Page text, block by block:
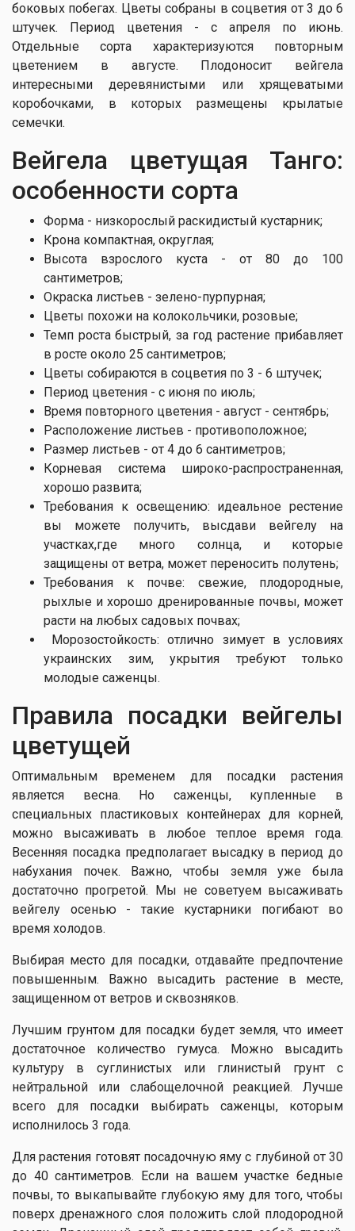
боковых побегах. Цветы собраны в соцветия от 3 до 6
штучек. Период цветения - с апреля по июнь.
Отдельные сорта характеризуются повторным
цветением в августе. Плодоносит вейгела
интересными деревянистыми или хрящеватыми
коробочками, в которых размещены крылатые
семечки.
Вейгела цветущая Танго:
особенности сорта
Форма - низкорослый раскидистый кустарник;
Крона компактная, округлая;
Высота взрослого куста - от 80 до 100
сантиметров;
Окраска листьев - зелено-пурпурная;
Цветы похожи на колокольчики, розовые;
Темп роста быстрый, за год растение прибавляет
в росте около 25 сантиметров;
Цветы собираются в соцветия по 3 - 6 штучек;
Период цветения - с июня по июль;
Время повторного цветения - август - сентябрь;
Расположение листьев - противоположное;
Размер листьев - от 4 до 6 сантиметров;
Корневая система широко-распространенная,
хорошо развита;
Требования к освещению: идеальное рестение
вы можете получить, высдави вейгелу на
участках,где много солнца, и которые
защищены от ветра, может переносить полутень;
Требования к почве: свежие, плодородные,
рыхлые и хорошо дренированные почвы, может
расти на любых садовых почвах;
Морозостойкость: отлично зимует в условиях
украинских зим, укрытия требуют только
молодые саженцы.
Правила посадки вейгелы
цветущей
Оптимальным временем для посадки растения
является весна. Но саженцы, купленные в
специальных пластиковых контейнерах для корней,
можно высаживать в любое теплое время года.
Весенняя посадка предполагает высадку в период до
набухания почек. Важно, чтобы земля уже была
достаточно прогретой. Мы не советуем высаживать
вейгелу осенью - такие кустарники погибают во
время холодов.
Выбирая место для посадки, отдавайте предпочтение
повышенным. Важно высадить растение в месте,
защищенном от ветров и сквозняков.
Лучшим грунтом для посадки будет земля, что имеет
достаточное количество гумуса. Можно высадить
культуру в суглинистых или глинистый грунт с
нейтральной или слабощелочной реакцией. Лучше
всего для посадки выбирать саженцы, которым
исполнилось 3 года.
Для растения готовят посадочную яму с глубиной от 30
до 40 сантиметров. Если на вашем участке бедные
почвы, то выкапывайте глубокую яму для того, чтобы
поверх дренажного слоя положить слой плодородной